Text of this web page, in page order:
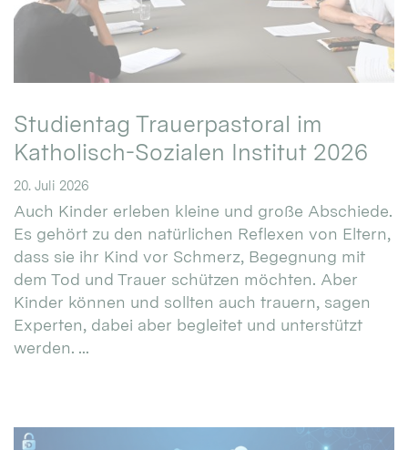
Studientag Trauerpastoral im
Katholisch-Sozialen Institut 2026
20. Juli 2026
Auch Kinder erleben kleine und große Abschiede.
Es gehört zu den natürlichen Reflexen von Eltern,
dass sie ihr Kind vor Schmerz, Begegnung mit
dem Tod und Trauer schützen möchten. Aber
Kinder können und sollten auch trauern, sagen
Experten, dabei aber begleitet und unterstützt
werden. ...